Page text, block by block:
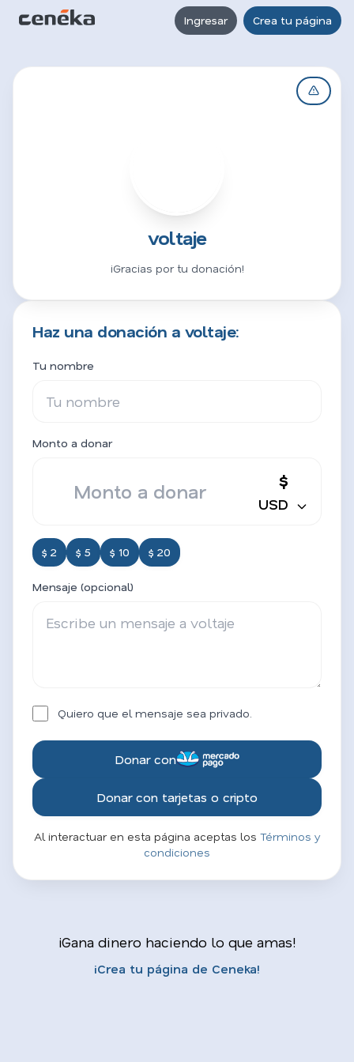
Ingresar Crea tu página
voltaje
¡Gracias por tu donación!
Haz una donación a voltaje:
Tu nombre
Monto a donar
$
USD
$ 2 $ 5 $ 10 $ 20
Mensaje (opcional)
Quiero que el mensaje sea privado.
Donar con
Donar con tarjetas o cripto
Al interactuar en esta página aceptas los Términos y
condiciones
¡Gana dinero haciendo lo que amas!
¡Crea tu página de Ceneka!